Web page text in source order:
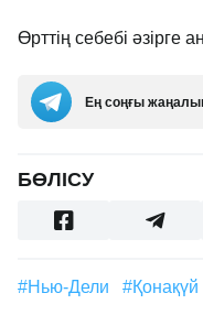
Өрттің себебі әзірге
Ең соңғы
БӨЛІСУ
#Нью-Дели #қонақүй